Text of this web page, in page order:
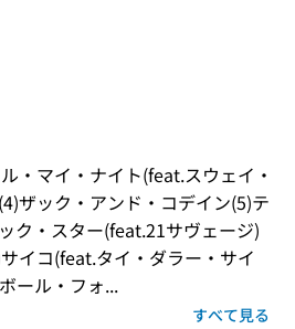
・マイ・ナイト(feat.スウェイ・
ザック・アンド・コデイン(5)テ
ク・スター(feat.21サヴェージ)
イコ(feat.タイ・ダラー・サイ
ール・フォ...
すべて見る